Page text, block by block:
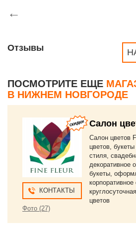
←
Отзывы
ПОСМОТРИТЕ ЕЩЕ
В НИЖНЕМ НОВГОРОДЕ
КОНТАКТЫ
Фото (27)
Салон
Салон цветов
цветов,
стиля,
декоративное
букеты,
цветов